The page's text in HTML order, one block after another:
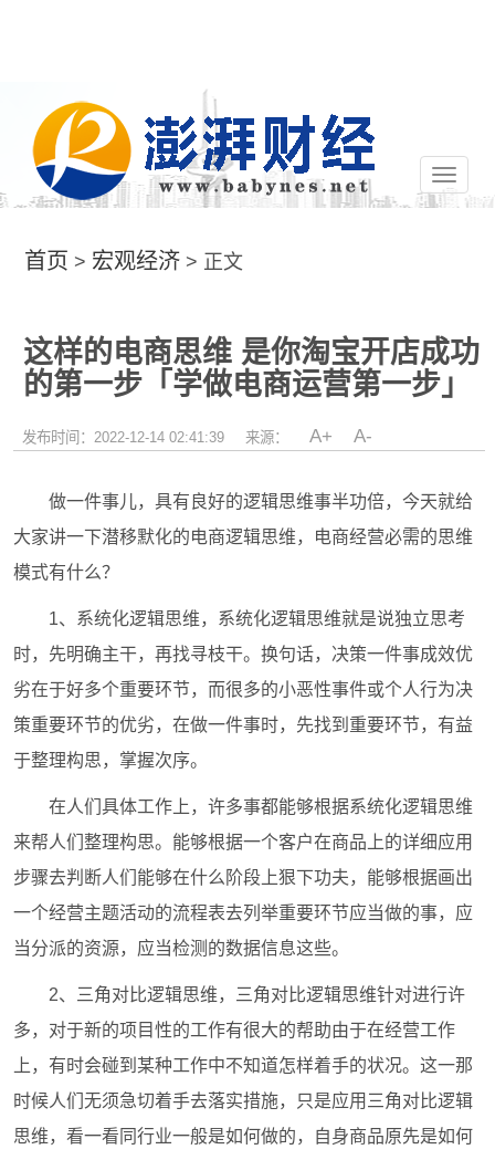
切
换
首页 > 宏观经济 > 正文
这样的电商思维 是你淘宝开店成功
的第一步「学做电商运营第一步」
发布时间：2022-12-14 02:41:39 来源： A+ A-
做一件事儿，具有良好的逻辑思维事半功倍，今天就给
大家讲一下潜移默化的电商逻辑思维，电商经营必需的思维
模式有什么？
1、系统化逻辑思维，系统化逻辑思维就是说独立思考
时，先明确主干，再找寻枝干。换句话，决策一件事成效优
劣在于好多个重要环节，而很多的小恶性事件或个人行为决
策重要环节的优劣，在做一件事时，先找到重要环节，有益
于整理构思，掌握次序。
在人们具体工作上，许多事都能够根据系统化逻辑思维
来帮人们整理构思。能够根据一个客户在商品上的详细应用
步骤去判断人们能够在什么阶段上狠下功夫，能够根据画出
一个经营主题活动的流程表去列举重要环节应当做的事，应
当分派的资源，应当检测的数据信息这些。
2、三角对比逻辑思维，三角对比逻辑思维针对进行许
多，对于新的项目性的工作有很大的帮助由于在经营工作
上，有时会碰到某种工作中不知道怎样着手的状况。这一那
时候人们无须急切着手去落实措施，只是应用三角对比逻辑
思维，看一看同行业一般是如何做的，自身商品原先是如何